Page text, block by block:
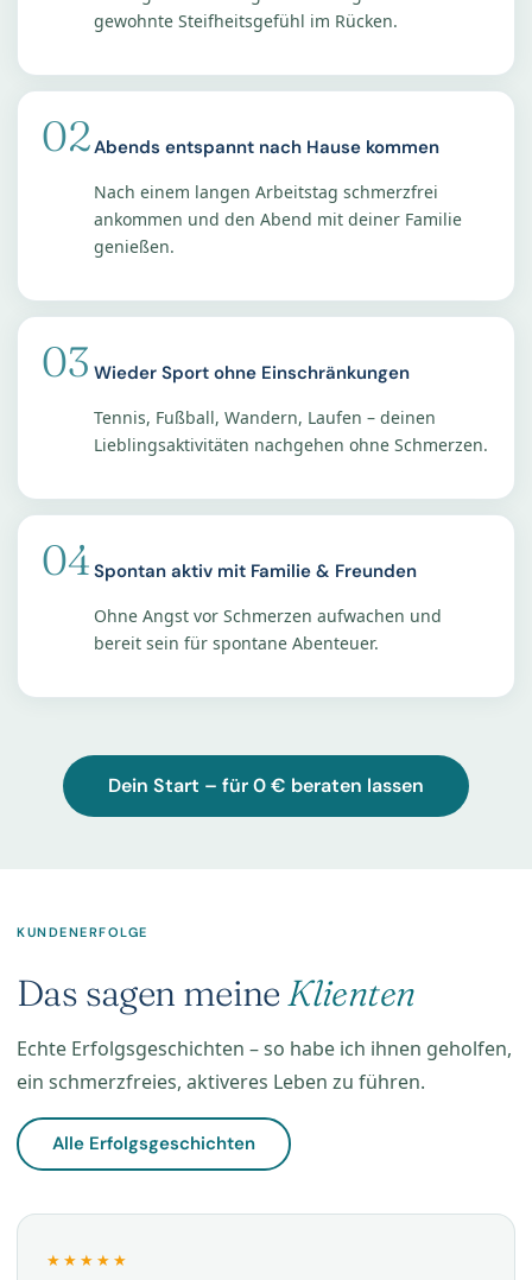
gewohnte Steifheitsgefühl im Rücken.
02Abends entspannt nach Hause kommen
Nach einem langen Arbeitstag schmerzfrei
ankommen und den Abend mit deiner Familie
genießen.
03 Wieder Sport ohne Einschränkungen
Tennis, Fußball, Wandern, Laufen – deinen
Lieblingsaktivitäten nachgehen ohne Schmerzen.
04 Spontan aktiv mit Familie & Freunden
Ohne Angst vor Schmerzen aufwachen und
bereit sein für spontane Abenteuer.
Dein Start – für 0 € beraten lassen
KUNDENERFOLGE
Das sagen meineKlienten
Echte Erfolgsgeschichten – so habe ich ihnen geholfen,
ein schmerzfreies, aktiveres Leben zu führen.
Alle Erfolgsgeschichten
★★★★★